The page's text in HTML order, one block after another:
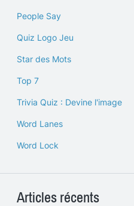
People Say
Quiz Logo Jeu
Star des Mots
Top 7
Trivia Quiz : Devine l'image
Word Lanes
Word Lock
Articles récents